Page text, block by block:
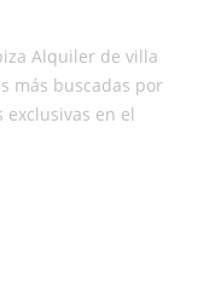
Alquiler de villa
más buscadas por
en el